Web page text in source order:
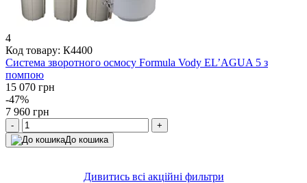
4
Код товару: К4400
Система зворотного осмосу Formula Vody EL’AGUA 5 з
помпою
15 070 грн
-47%
7 960 грн
-
+
До кошика
Дивитись всі акційні фильтри